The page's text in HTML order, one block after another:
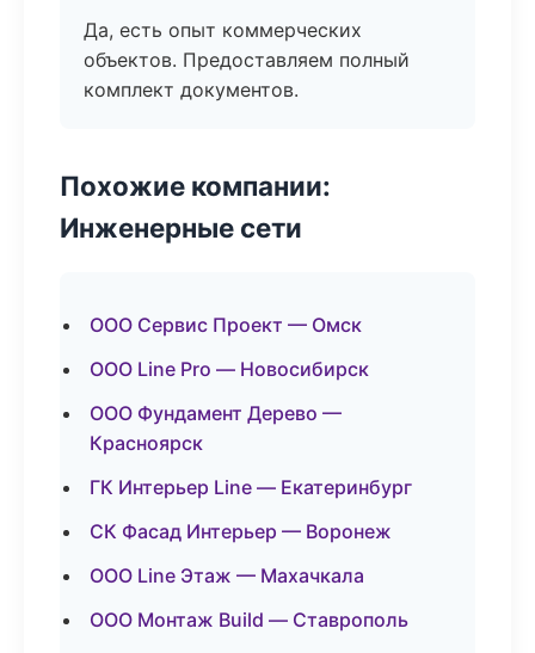
Да, есть опыт коммерческих
объектов. Предоставляем полный
комплект документов.
Похожие компании:
Инженерные сети
ООО Сервис Проект — Омск
ООО Line Pro — Новосибирск
ООО Фундамент Дерево —
Красноярск
ГК Интерьер Line — Екатеринбург
СК Фасад Интерьер — Воронеж
ООО Line Этаж — Махачкала
ООО Монтаж Build — Ставрополь